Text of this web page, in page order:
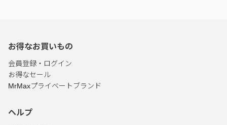
お得なお買いもの
会員登録・ログイン
お得なセール
MrMaxプライベートブランド
ヘルプ